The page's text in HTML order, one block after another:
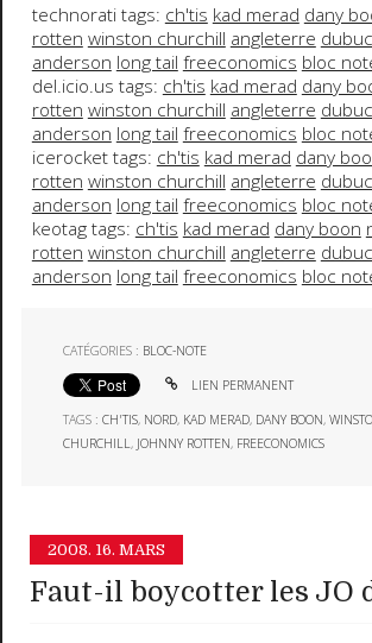
technorati tags: ch'tis kad merad dany
rotten winston churchill angleterre
anderson long tail freeconomics bloc
del.icio.us tags: ch'tis kad merad dany
rotten winston churchill angleterre
anderson long tail freeconomics bloc
icerocket tags: ch'tis kad merad dany
rotten winston churchill angleterre
anderson long tail freeconomics bloc
keotag tags: ch'tis kad merad dany boon
rotten winston churchill angleterre
anderson long tail freeconomics bloc
CATÉGORIES : BLOC-NOTE
LIEN PERMANENT
TAGS :CH'TIS, NORD, KAD MERAD, DANY BOON,
CHURCHILL , JOHNNY ROTTEN, FREECONOMICS
2008. 16. MARS
Faut-il boycotter les JO